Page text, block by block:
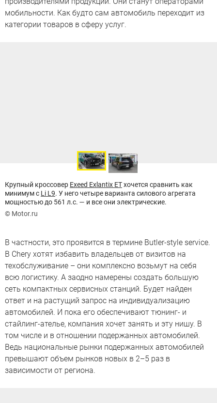
мобильности. Как будто сам автомобиль переходит из
категории товаров в сферу услуг.
Крупный кроссовер Exeed Exlantix ETхочется сравнить как
минимум с Li L9. У него четыре варианта силового агрегата
мощностью до 561 л.с. — и все они электрические.
© Motor.ru
В частности, это проявится в термине Butler-style service.
В Chery хотят избавить владельцев от визитов на
техобслуживание – они комплексно возьмут на себя
всю логистику. А заодно намерены создать большую
сеть компактных сервисных станций. Будет найден
ответ и на растущий запрос на индивидуализацию
автомобилей. И пока его обеспечивают тюнинг- и
стайлинг-ателье, компания хочет занять и эту нишу. В
том числе и в отношении подержанных автомобилей.
Ведь национальные рынки подержанных автомобилей
превышают объем рынков новых в 2–5 раз в
зависимости от региона.